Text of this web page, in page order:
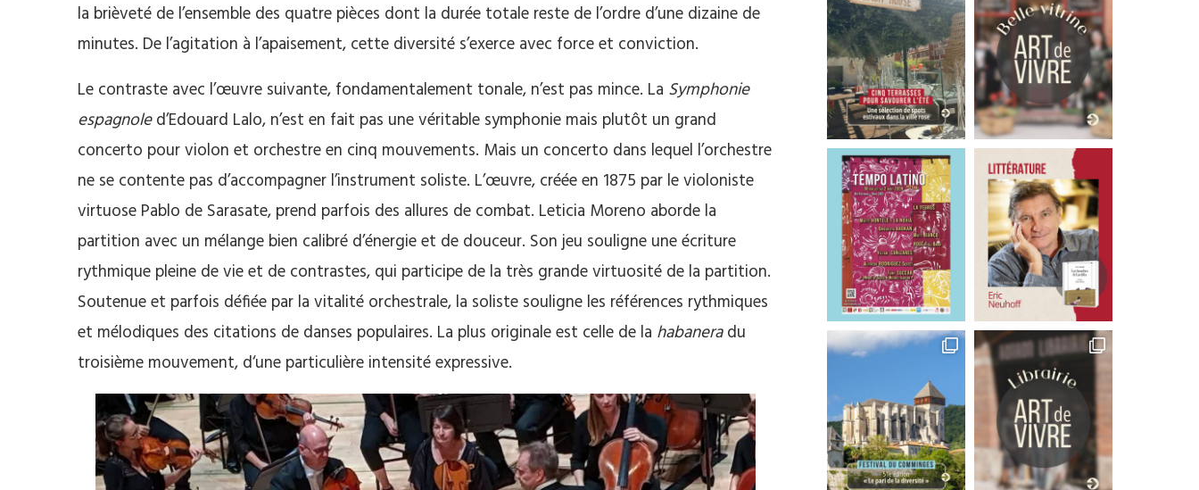
la brièveté de l’ensemble des quatre pièces dont la durée totale reste de l’ordre d’une dizaine de
minutes. De l’agitation à l’apaisement, cette diversité s’exerce avec force et conviction.
Le contraste avec l’œuvre suivante, fondamentalement tonale, n’est pas mince. La Symphonie
espagnoled’Edouard Lalo, n’est en fait pas une véritable symphonie mais plutôt un grand
concerto pour violon et orchestre en cinq mouvements. Mais un concerto dans lequel l’orchestre
ne se contente pas d’accompagner l’instrument soliste. L’œuvre, créée en 1875 par le violoniste
virtuose Pablo de Sarasate, prend parfois des allures de combat. Leticia Moreno aborde la
partition avec un mélange bien calibré d’énergie et de douceur. Son jeu souligne une écriture
rythmique pleine de vie et de contrastes, qui participe de la très grande virtuosité de la partition.
Soutenue et parfois défiée par la vitalité orchestrale, la soliste souligne les références rythmiques
et mélodiques des citations de danses populaires. La plus originale est celle de la habaneradu
troisième mouvement, d‘une particulière intensité expressive.